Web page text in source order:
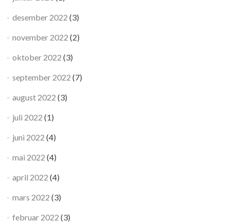
desember 2022 (3)
november 2022 (2)
oktober 2022 (3)
september 2022 (7)
august 2022 (3)
juli 2022 (1)
juni 2022 (4)
mai 2022 (4)
april 2022 (4)
mars 2022 (3)
februar 2022 (3)